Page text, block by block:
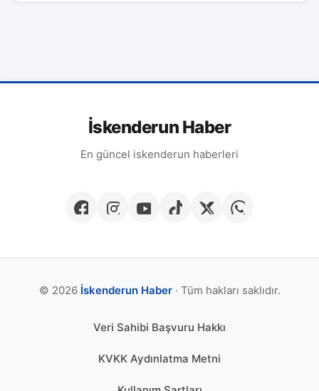
İskenderun Haber
En güncel iskenderun haberleri
© 2026 İskenderun Haber· Tüm hakları saklıdır.
Veri Sahibi Başvuru Hakkı
KVKK Aydınlatma Metni